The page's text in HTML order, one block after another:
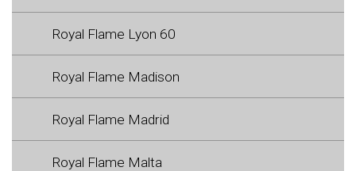
Royal Flame Lyon 60
Royal Flame Madison
Royal Flame Madrid
Royal Flame Malta